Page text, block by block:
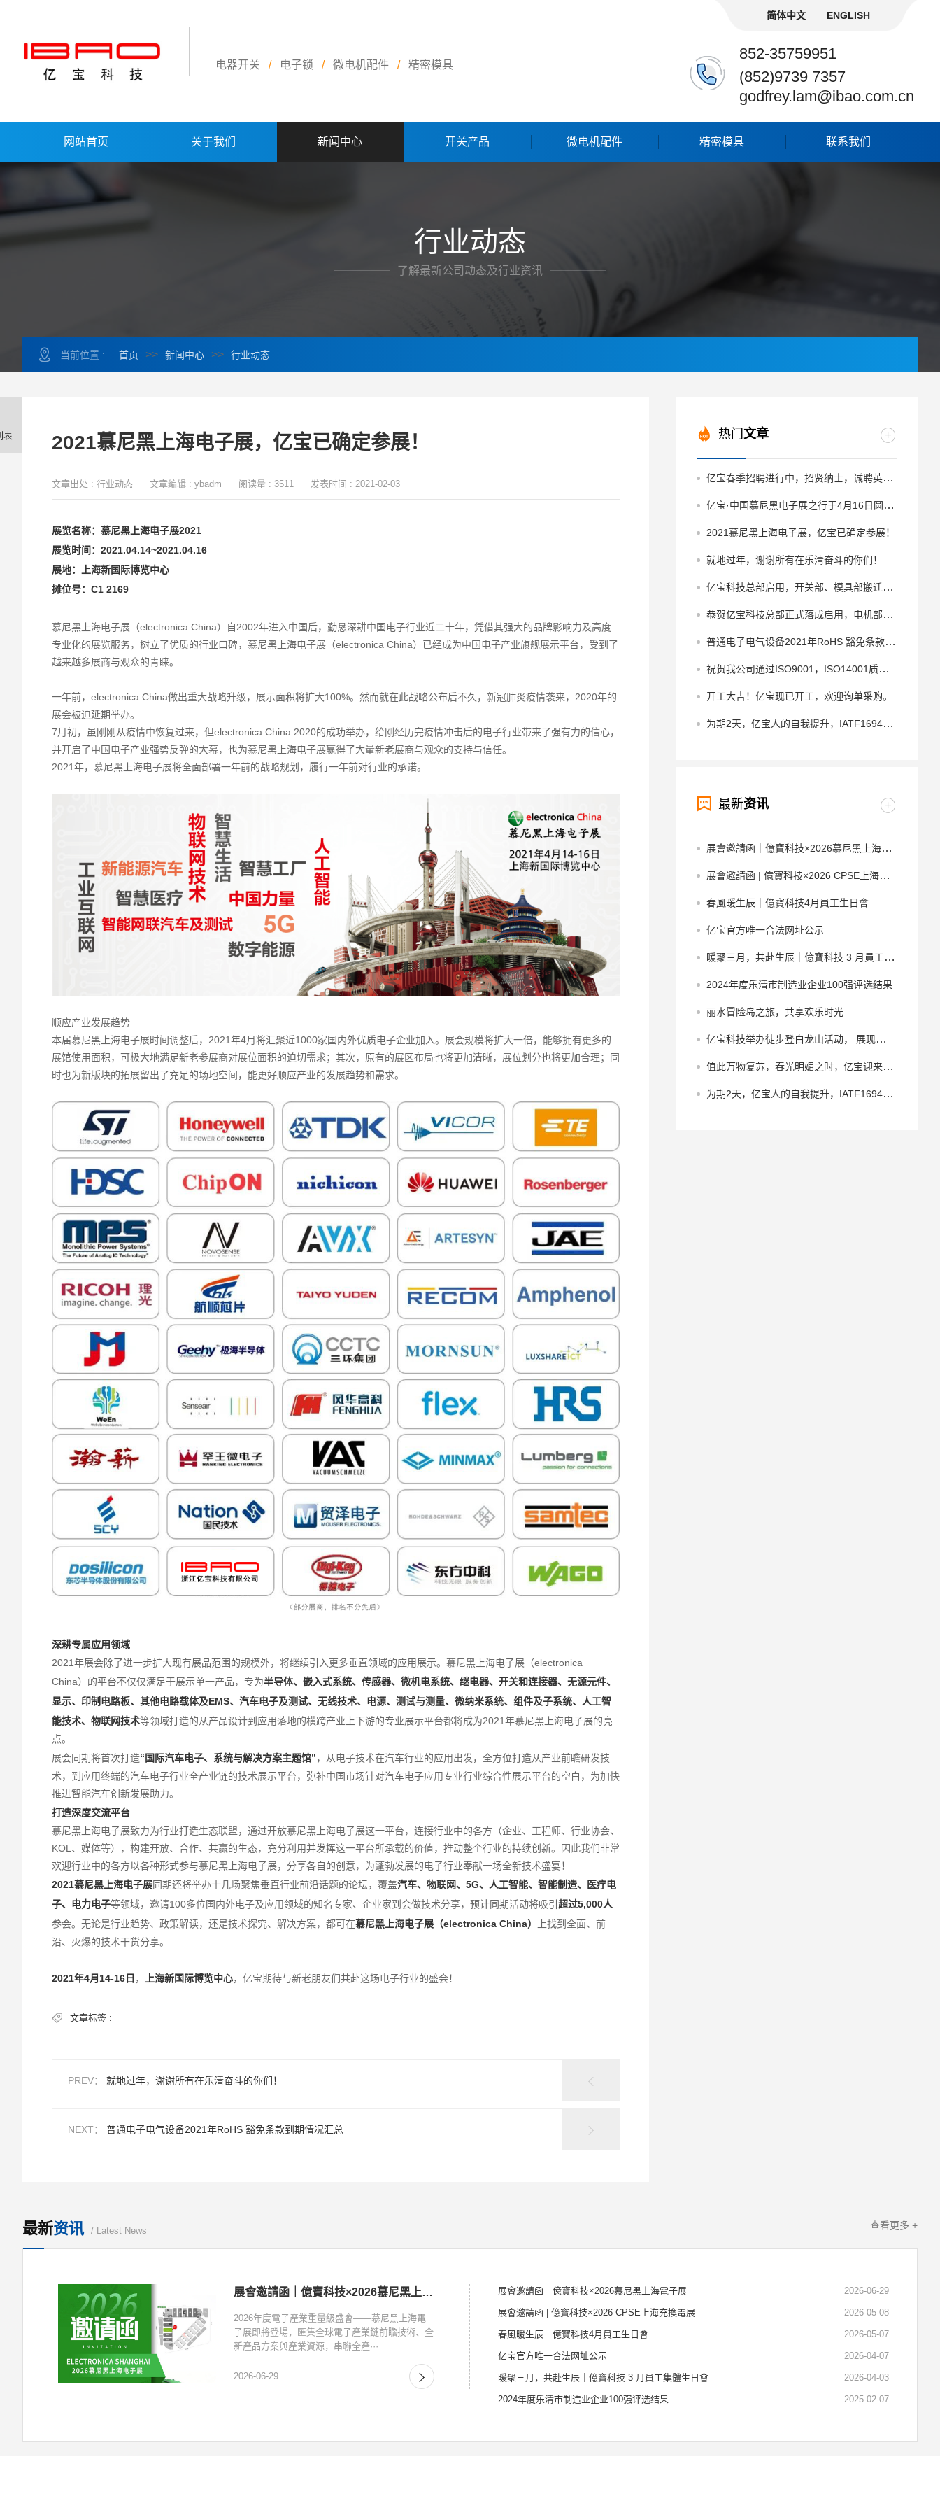
电器开关 / 电子锁 / 微电机配件 / 精密模具
852-35759951
(852)9739 7357
godfrey.lam@ibao.com.cn
简体中文 ENGLISH
网站首页 关于我们 新闻中心 开关产品 微电机配件 精密模具 联系我们
行业动态
了解最新公司动态及行业资讯
当前位置 : 首页 >> 新闻中心 >> 行业动态
表 2021慕尼黑上海电子展，亿宝已确定参展！
文章出处 : 行业动态 文章编辑 : ybadm 阅读量 : 3511 发表时间 : 2021-02-03
展览名称：慕尼黑上海电子展2021
展览时间：2021.04.14~2021.04.16
展地：上海新国际博览中心
摊位号：C1 2169
慕尼黑上海电子展（electronica China）自2002年进入中国后，勤恳深耕中国电子行业近二十年，凭借其强大的品牌影响力及高度
专业化的展览服务，树立了优质的行业口碑，慕尼黑上海电子展（electronica China）已经成为中国电子产业旗舰展示平台，受到了
越来越多展商与观众的青睐。
一年前，electronica China做出重大战略升级，展示面积将扩大100%。然而就在此战略公布后不久，新冠肺炎疫情袭来，2020年的
展会被迫延期举办。
7月初，虽刚刚从疫情中恢复过来，但electronica China 2020的成功举办，给刚经历完疫情冲击后的电子行业带来了强有力的信心，
并开启了中国电子产业强势反弹的大幕，也为慕尼黑上海电子展赢得了大量新老展商与观众的支持与信任。
2021年，慕尼黑上海电子展将全面部署一年前的战略规划，履行一年前对行业的承诺。
顺应产业发展趋势
本届慕尼黑上海电子展时间调整后，2021年4月将汇聚近1000家国内外优质电子企业加入。展会规模将扩大一倍，能够拥有更多的
展馆使用面积，可极大地满足新老参展商对展位面积的迫切需求；其次，原有的展区布局也将更加清晰，展位划分也将更加合理；同
时也为新版块的拓展留出了充足的场地空间，能更好顺应产业的发展趋势和需求。
深耕专属应用领域
2021年展会除了进一步扩大现有展品范围的规模外，将继续引入更多垂直领域的应用展示。慕尼黑上海电子展（electronica
China）的平台不仅仅满足于展示单一产品，专为半导体、嵌入式系统、传感器、微机电系统、继电器、开关和连接器、无源元件、
显示、印制电路板、其他电路载体及EMS、汽车电子及测试、无线技术、电源、测试与测量、微纳米系统、组件及子系统、人工智
能技术、物联网技术等领域打造的从产品设计到应用落地的横跨产业上下游的专业展示平台都将成为2021年慕尼黑上海电子展的亮
点。
展会同期将首次打造“国际汽车电子、系统与解决方案主题馆”，从电子技术在汽车行业的应用出发，全方位打造从产业前瞻研发技
术，到应用终端的汽车电子行业全产业链的技术展示平台，弥补中国市场针对汽车电子应用专业行业综合性展示平台的空白，为加快
推进智能汽车创新发展助力。
打造深度交流平台
慕尼黑上海电子展致力为行业打造生态联盟，通过开放慕尼黑上海电子展这一平台，连接行业中的各方（企业、工程师、行业协会、
KOL、媒体等），构建开放、合作、共赢的生态，充分利用并发挥这一平台所承载的价值，推动整个行业的持续创新。因此我们非常
欢迎行业中的各方以各种形式参与慕尼黑上海电子展，分享各自的创意，为蓬勃发展的电子行业奉献一场全新技术盛宴！
2021慕尼黑上海电子展同期还将举办十几场聚焦垂直行业前沿话题的论坛，覆盖汽车、物联网、5G、人工智能、智能制造、医疗电
子、电力电子等领域，邀请100多位国内外电子及应用领域的知名专家、企业家到会做技术分享，预计同期活动将吸引 超过5,000人
参会。无论是行业趋势、政策解读，还是技术探究、解决方案，都可在慕尼黑上海电子展（electronica China）
上找到全面、前
沿、火爆的技术干货分享。
2021年4月14-16日 ， 上海新国际博览中心，亿宝期待与新老朋友们共赴这场电子行业的盛会！
文章标签 :
PREV： 就地过年，谢谢所有在乐清奋斗的你们！
NEXT： 普通电子电气设备2021年RoHS 豁免条款到期情况汇总
热门文章
亿宝春季招聘进行中，招贤纳士，诚聘英才！
亿宝·中国慕尼黑电子展之行于4月16日圆满收官
2021慕尼黑上海电子展，亿宝已确定参展！
就地过年，谢谢所有在乐清奋斗的你们！
亿宝科技总部启用，开关部、模具部搬迁（下）
恭贺亿宝科技总部正式落成启用，电机部带头搬迁
普通电子电气设备2021年RoHS 豁免条款到期情况汇总
祝贺我公司通过ISO9001，ISO14001质量管理体系再认证并获得换证
开工大吉！亿宝现已开工，欢迎询单采购。
为期2天，亿宝人的自我提升，IATF16949质量管理体系培训小记
最新资讯
展會邀請函｜億寶科技×2026慕尼黑上海電子展
展會邀請函 | 億寶科技×2026 CPSE上海充換電展
春風暖生辰｜億寶科技4月員工生日會
亿宝官方唯一合法网址公示
暖聚三月，共赴生辰｜億寶科技 3 月員工集體生日會
2024年度乐清市制造业企业100强评选结果
丽水冒险岛之旅，共享欢乐时光
亿宝科技举办徒步登白龙山活动， 展现员工团结与实力！
值此万物复苏，春光明媚之时，亿宝迎来了全体女同胞共同的节日“三八”国际妇女节周年纪念日
为期2天，亿宝人的自我提升，IATF16949质量管理体系培训小记
最新资讯 / Latest News 查看更多 +
展會邀請函｜億寶科技×2026慕尼黑上海電子展
2026年度電子產業重量級盛會——慕尼黑上海電
子展即將登場，匯集全球電子產業鏈前瞻技術、全
新產品方案與產業資源，串聯全產···
2026-06-29
展會邀請函｜億寶科技×2026慕尼黑上海電子展 2026-06-29
展會邀請函 | 億寶科技×2026 CPSE上海充換電展 2026-05-08
春風暖生辰｜億寶科技4月員工生日會 2026-05-07
亿宝官方唯一合法网址公示 2026-04-07
暖聚三月，共赴生辰｜億寶科技 3 月員工集體生日會 2026-04-03
2024年度乐清市制造业企业100强评选结果 2025-02-07